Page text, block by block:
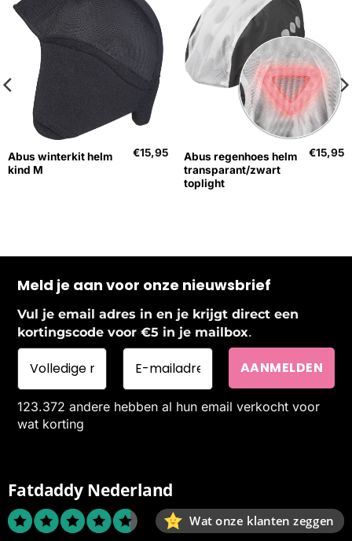
Abus winterkit helm
kind M
€15,95
Abus regenhoes helm
transparant/zwart
toplight
€15,95
Meld je aan voor onze nieuwsbrief
Vul je email adres in en je krijgt direct een
kortingscode voor €5 in je mailbox.
123.372 andere hebben al hun email verkocht voor
wat korting
Fatdaddy Nederland
Wat onze klanten zeggen